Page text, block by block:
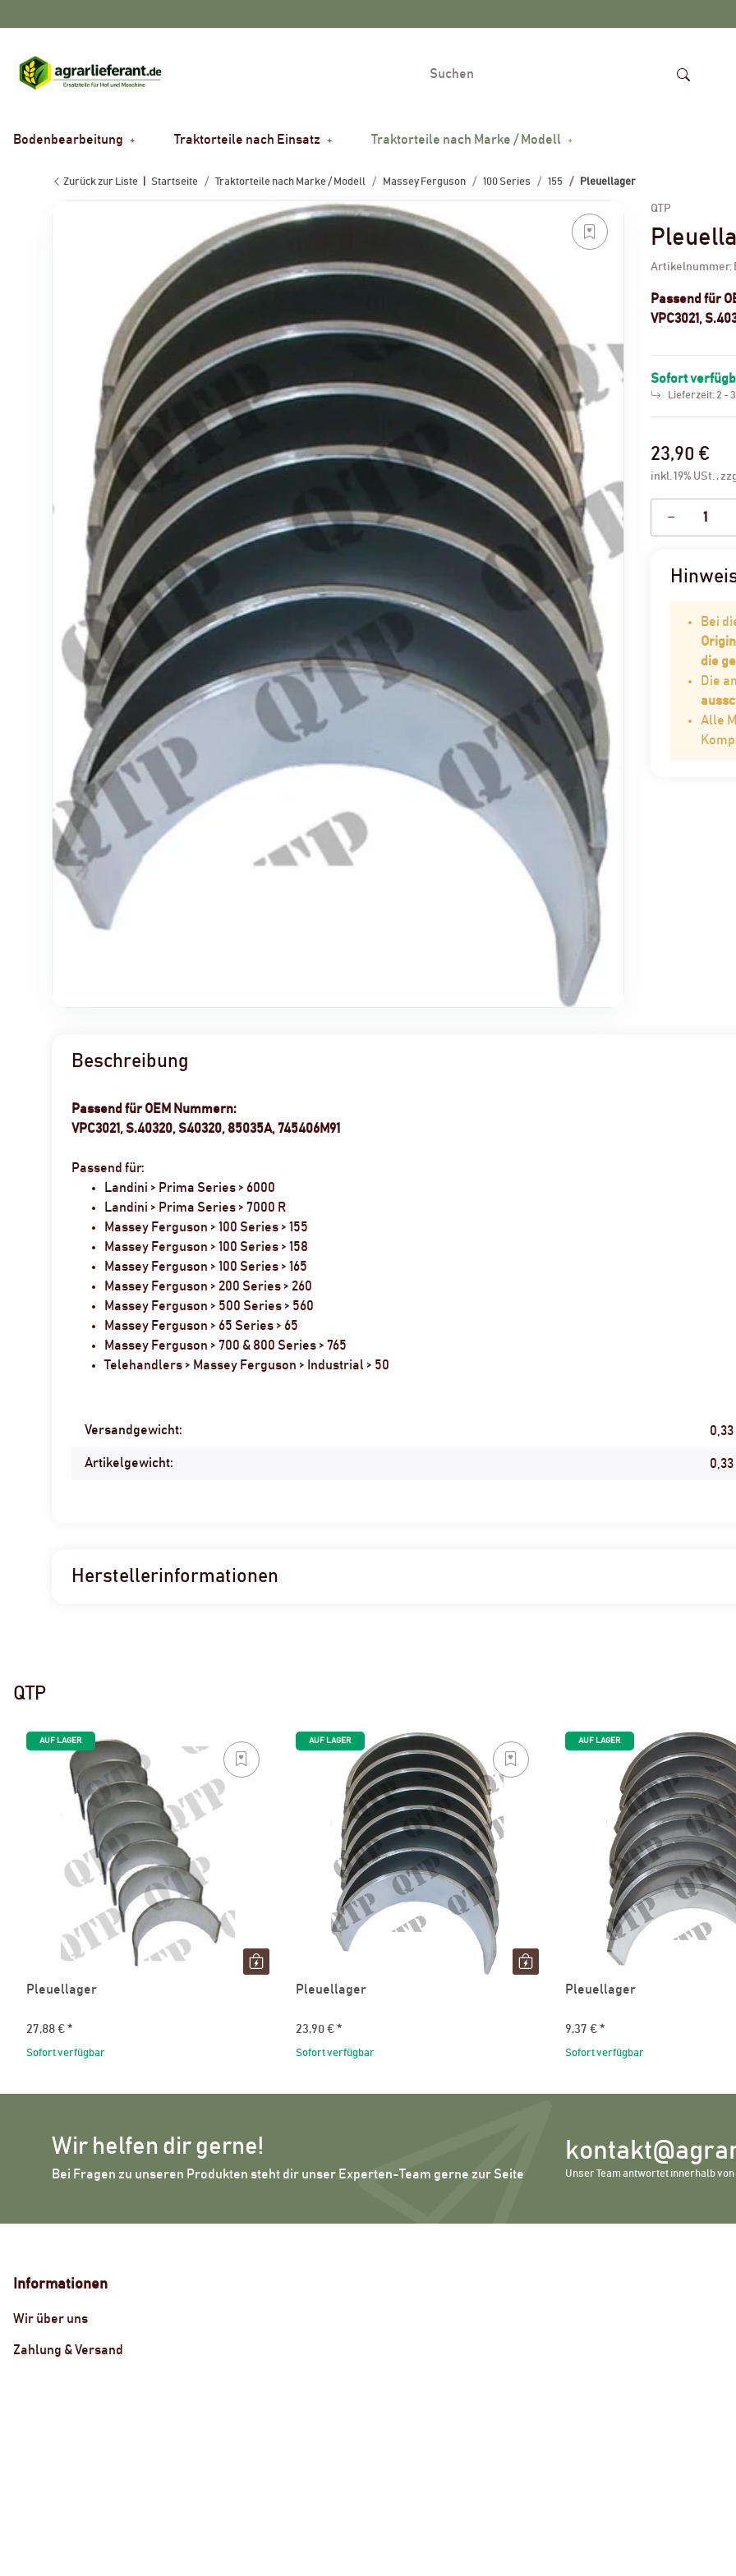
Bodenbearbeitung Traktorteile nach Einsatz Traktorteile nach Marke / Modell
Zurück zur Liste Startseite Traktorteile nach Marke / Modell Massey Ferguson 100 Series 155 Pleuellager
QTP
Artikelnummer:
Passend für
VPC3021,
Sofort
Lieferzeit:2 -
23,90 €
inkl. 19% USt. ,
Bei
die
Die
Alle
Beschreibung
Passend für OEM Nummern:
VPC3021, S.40320, S40320, 85035A, 745406M91
Passend für:
Landini > Prima Series > 6000
Landini > Prima Series > 7000 R
Massey Ferguson > 100 Series > 155
Massey Ferguson > 100 Series > 158
Massey Ferguson > 100 Series > 165
Massey Ferguson > 200 Series > 260
Massey Ferguson > 500 Series > 560
Massey Ferguson > 65 Series > 65
Massey Ferguson > 700 & 800 Series > 765
Telehandlers > Massey Ferguson > Industrial > 50
Produkteigenschaft
Wert
Versandgewicht: 0,33
Artikelgewicht: 0,33
Herstellerinformationen
QTP
AUF LAGER
Pleuellager
27,88 € *
Sofort verfügbar
AUF LAGER
Pleuellager
23,90 € *
Sofort verfügbar
AUF LAGER
Pleuellager
9,37 € *
Sofort verfügbar
Wir helfen dir gerne!
Bei Fragen zu unseren Produkten steht dir unser Experten-Team gerne zur Seite Unser Team antwortet innerhalb von
Informationen
Wir über uns
Zahlung & Versand